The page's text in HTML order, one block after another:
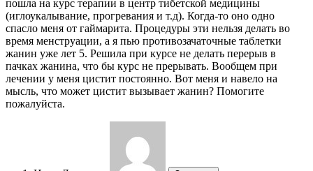
пошла на курс терапии в центр тибетской медицины
(иглоукалывание, прогревания и т.д). Когда-то оно одно
спасло меня от гаймарита. Процедуры эти нельзя делать во
время менструации, а я пью противозачаточные таблетки
жанин уже лет 5. Решила при курсе не делать перерыв в
пачках жанина, что бы курс не прерывать. Вообщем при
лечении у меня цистит постоянно. Вот меня и навело на
мысль, что может цистит вызывает жанин? Помогите
пожалуйста.